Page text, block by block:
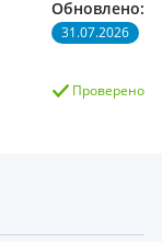
Обновлено:
31.07.2026
Проверено